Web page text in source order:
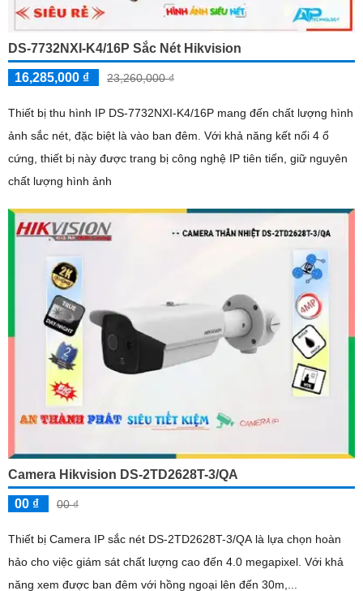
DS-7732NXI-K4/16P Sắc Nét Hikvision
16,285,000 ₫ 23,260,000 ₫
Thiết bị thu hình IP DS-7732NXI-K4/16P mang đến chất lượng hình
ảnh sắc nét, đặc biệt là vào ban đêm. Với khả năng kết nối 4 ổ
cứng, thiết bị này được trang bị công nghệ IP tiên tiến, giữ nguyên
chất lượng hình ảnh
Camera Hikvision DS-2TD2628T-3/QA
00 ₫ 00 ₫
Thiết bị Camera IP sắc nét DS-2TD2628T-3/QA là lựa chọn hoàn
hảo cho việc giám sát chất lượng cao đến 4.0 megapixel. Với khả
năng xem được ban đêm với hồng ngoại lên đến 30m,...